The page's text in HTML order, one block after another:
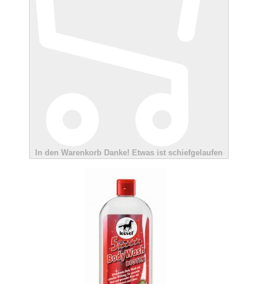
In den Warenkorb Danke! Etwas ist schiefgelaufen